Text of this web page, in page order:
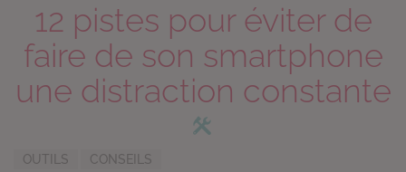
12 pistes pour éviter de
faire de son smartphone
une distraction constante
OUTILS CONSEILS